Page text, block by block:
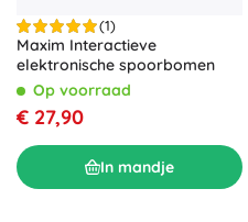
(1)
Maxim Interactieve
elektronische spoorbomen
Op voorraad
€ 27,90
In mandje